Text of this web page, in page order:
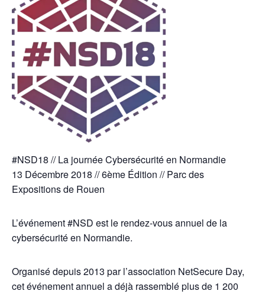
#NSD18 // La journée Cybersécurité en Normandie
13 Décembre 2018 // 6ème Édition // Parc des
Expositions de Rouen
L’événement #NSD est le rendez-vous annuel de la
cybersécurité en Normandie.
Organisé depuis 2013 par l’association NetSecure Day,
cet événement annuel a déjà rassemblé plus de 1 200